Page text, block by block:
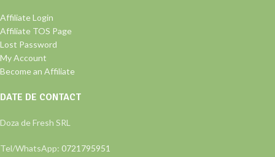
Affiliate Login
Affiliate TOS Page
Lost Password
My Account
Become an Affiliate
DATE DE CONTACT
Doza de Fresh SRL
Tel/WhatsApp: 0721795951